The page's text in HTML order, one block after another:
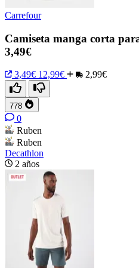
Carrefour
Camiseta manga corta
3,49€
3,49€ 12,99€ 2,99€
778
0
Ruben
Ruben
Decathlon
2 años